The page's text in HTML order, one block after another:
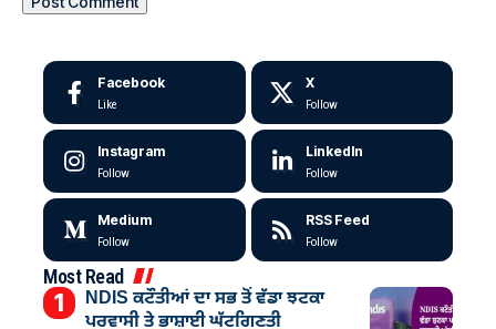
Facebook
Like
X
Follow
Instagram
Follow
LinkedIn
Follow
Medium
Follow
RSS Feed
Follow
Most Read
NDIS ਕਟੌਤੀਆਂ ਦਾ ਸਭ ਤੋਂ ਵੱਡਾ ਝਟਕਾ
ਪਰਵਾਸੀ ਤੇ ਭਾਸ਼ਾਈ ਘੱਟਗਿਣਤੀ